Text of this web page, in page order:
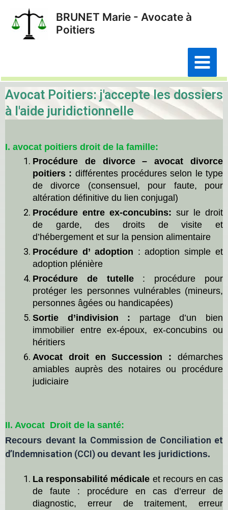
contenu
BRUNET Marie - Avocate à
Poitiers
Main
Menu
Avocat Poitiers: j'accepte les dossiers
à l'aide juridictionnelle
I. avocat poitiers droit de la famille:
Procédure de divorce – avocat divorce
poitiers : différentes procédures selon le type
de divorce (consensuel, pour faute, pour
altération définitive du lien conjugal)
Procédure entre ex-concubins: sur le droit
de garde, des droits devisite et
d’hébergement et sur la pension alimentaire
Procédure d’ adoption :adoption simple et
adoption plénière
Procédure de tutelle: procédure pour
protéger les personnes vulnérables (mineurs,
personnes âgées ou handicapées)
Sortie d’indivision : partage d’un bien
immobilier entre ex-époux, ex-concubins ou
héritiers
Avocat droit en Succession : démarches
amiables auprès des notaires ou procédure
judiciaire
II. Avocat Droit de la santé:
Recours devant la Commission de Conciliation et
d’Indemnisation (CCI) ou devant les juridictions.
La responsabilité médicale et recours en cas
de faute : procédure en cas d’erreur de
diagnostic, erreur de traitement, erreur